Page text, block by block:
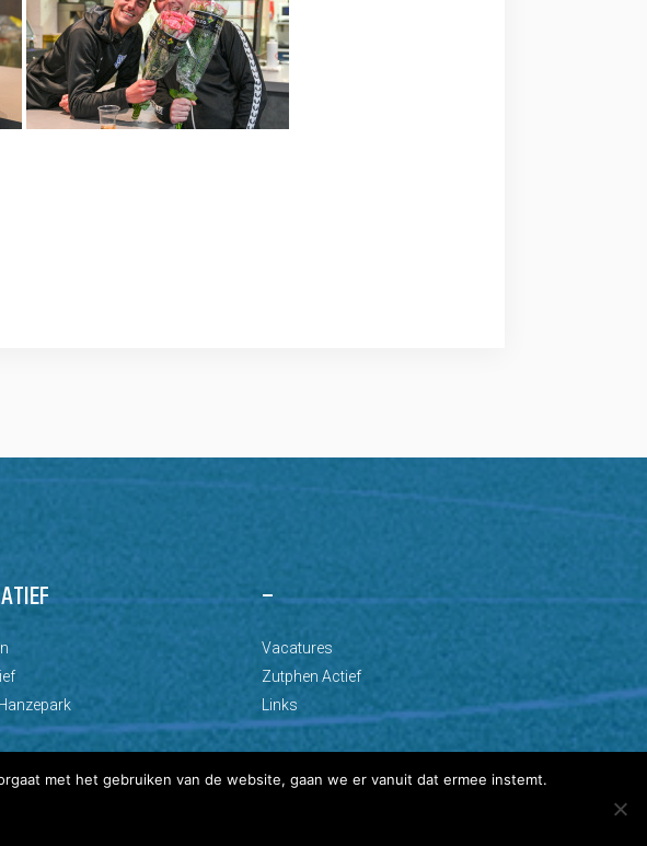
–
Vacatures
Zutphen Actief
Links
met het gebruiken van de website, gaan we er vanuit dat ermee instemt.